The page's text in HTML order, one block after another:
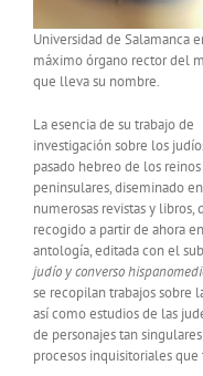
Universidad de Salamanca
máximo órgano rector del
que lleva su nombre.
La esencia de su trabajo de
investigación sobre los
pasado hebreo de los reinos
peninsulares, diseminado en
numerosas revistas y libros,
recogido a partir de ahora
antología, editada con el
judío y converso
se recopilan trabajos sobre
así como estudios de las
de personajes tan
procesos inquisitoriales